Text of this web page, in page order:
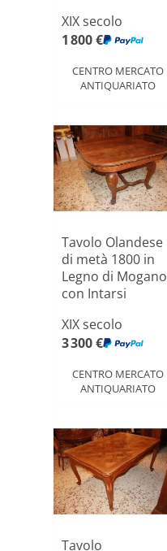
XIX secolo
1 800 €
CENTRO MERCATO
ANTIQUARIATO
Tavolo Olandese
di metà 1800 in
Legno di Mogano
con Intarsi
XIX secolo
3 300 €
CENTRO MERCATO
ANTIQUARIATO
Tavolo